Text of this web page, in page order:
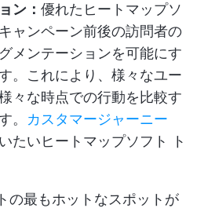
ン： 優れたヒートマップソ
ャンペーン前後の訪問者の
メンテーションを可能にす
。これにより、様々なユー
々な時点での行動を比較す
。 カスタマージャーニー
たいヒートマップソフト ト
の最もホットなスポットが